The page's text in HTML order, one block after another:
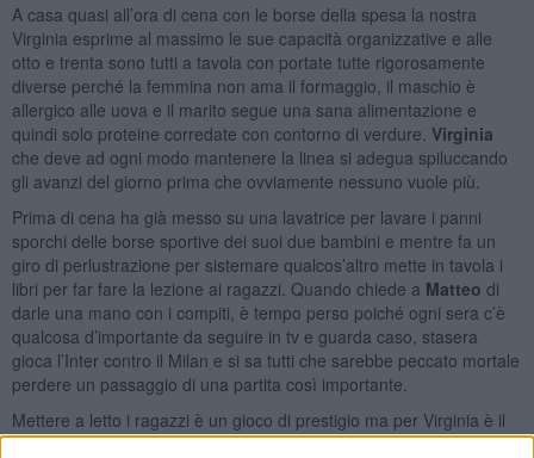
A casa quasi all’ora di cena con le borse della spesa la nostra
Virginia esprime al massimo le sue capacità organizzative e alle
otto e trenta sono tutti a tavola con portate tutte rigorosamente
diverse perché la femmina non ama il formaggio, il maschio è
allergico alle uova e il marito segue una sana alimentazione e
quindi solo proteine corredate con contorno di verdure. Virginia
che deve ad ogni modo mantenere la linea si adegua spiluccando
gli avanzi del giorno prima che ovviamente nessuno vuole più.
Prima di cena ha già messo su una lavatrice per lavare i panni
sporchi delle borse sportive dei suoi due bambini e mentre fa un
giro di perlustrazione per sistemare qualcos’altro mette in tavola i
libri per far fare la lezione ai ragazzi. Quando chiede a Matteo di
darle una mano con i compiti, è tempo perso poiché ogni sera c’è
qualcosa d’importante da seguire in tv e guarda caso, stasera
gioca l’Inter contro il Milan e si sa tutti che sarebbe peccato mortale
perdere un passaggio di una partita così importante.
Mettere a letto i ragazzi è un gioco di prestigio ma per Virginia è il
male minore poiché intravede la fine dalla sua giornata da